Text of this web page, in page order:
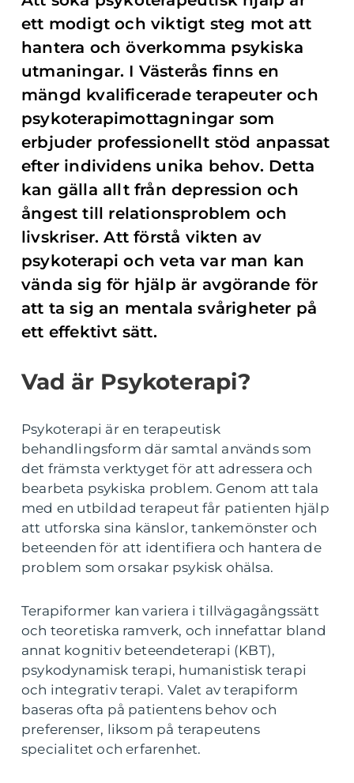
ett modigt och viktigt steg mot att
hantera och överkomma psykiska
utmaningar. I Västerås finns en
mängd kvalificerade terapeuter och
psykoterapimottagningar som
erbjuder professionellt stöd anpassat
efter individens unika behov. Detta
kan gälla allt från depression och
ångest till relationsproblem och
livskriser. Att förstå vikten av
psykoterapi och veta var man kan
vända sig för hjälp är avgörande för
att ta sig an mentala svårigheter på
ett effektivt sätt.
Vad är Psykoterapi?
Psykoterapi är en terapeutisk
behandlingsform där samtal används som
det främsta verktyget för att adressera och
bearbeta psykiska problem. Genom att tala
med en utbildad terapeut får patienten hjälp
att utforska sina känslor, tankemönster och
beteenden för att identifiera och hantera de
problem som orsakar psykisk ohälsa.
Terapiformer kan variera i tillvägagångssätt
och teoretiska ramverk, och innefattar bland
annat kognitiv beteendeterapi (KBT),
psykodynamisk terapi, humanistisk terapi
och integrativ terapi. Valet av terapiform
baseras ofta på patientens behov och
preferenser, liksom på terapeutens
specialitet och erfarenhet.